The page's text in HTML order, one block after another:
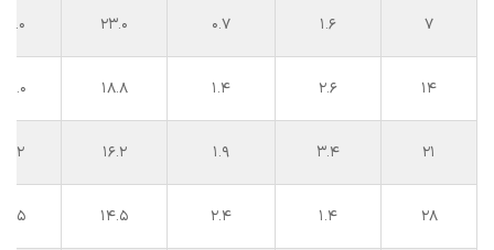
7
1.6
0.7
23.0
11.0
14
2.6
1.4
18.8
10.0
21
3.4
1.9
16.2
9.2
28
1.4
2.4
14.5
8.5